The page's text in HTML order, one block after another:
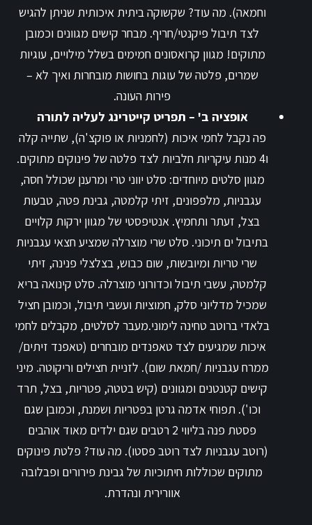
וחמאה). מה עוד? שקשוקה ביתית איכותית שניתן להגיש
לצד תיבול פיקנטי/חריף. מבחר קישים מגוונים וכמובן
מתוקים! מגוון קרואסונים חמימים בשלל מילויים, עוגיות
שמרים, פלטה של עוגות בחושות מובחרות ואיך לא –
פירות העונה.
אופציה ב' – תפריט קייטרינג לעליה לתורה
פה נקבל לחמי איכות (לחמניות או פוקצ'ה), שתייה קלה
ו4 מנות עיקריות חלביות לצד פלטה של פינוקים מתוקים.
מגוון סלטים מיוחדים: סלט יווני טרי ומרענן שכולל חסה,
עגבניות, מלפפונים, זיתי קלמטה, גבינת פטה, טבעות
בצל, זעתר ותחמיץ. אנטיפסטי של מגוון ירקות קלויים
בתיבול ים תיכוני. סלט שרי מוצרלה שמציע חצאי עגבניות
שרי טריות ומיובשות, שום כבוש, בצלצלי פנינה, זיתי
קלמטה, עשבי תיבול וכדורוני מוצרלה. סלט קינואה בריא
שמכיל מדליוני סלק, חמוציות ועשבי תיבול, וכמובן חציל
בלאדי ברוטב טחינה לימוני.מעבר לסלטים, מקבלים לחמי
איכות שמגיעים לצד טאפנדים מובחרים (טאפנד זיתים/
ממרח עגבניות /חמאת שום). לזניית חצילים וריקוטה. מיני
קישים קטנטנים ומגוונים (קיש בטטה, פטריות, בצל, תרד
וכו'). תפוחי אדמה גרטן בפטריות ושמנת, וכמובן שגם
פסטת פנה בליווי 2 רטבים שגם ילדים מאוד אוהבים
(רוטב עגבניות לצד רוטב פסטו). מה עוד? פלטת פינוקים
מתוקים שכוללות חיתוכיות של גבינת פירורים ופבלובה
אוורירית ונהדרת.